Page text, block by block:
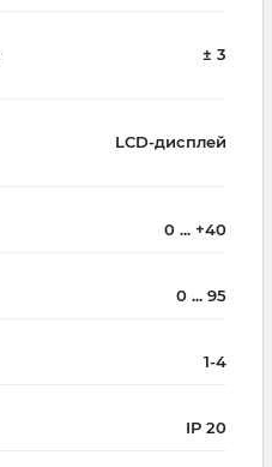
± 3
LCD-дисплей
0 ... +40
0 ... 95
1-4
IP 20